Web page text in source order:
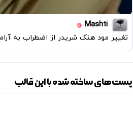
Mashti
تغییر مود هنک شریدر از اضطراب به
پست‌های ساخته شده با این قالب